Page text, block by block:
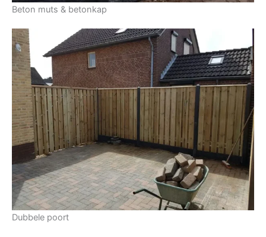
Beton muts & betonkap
Dubbele poort